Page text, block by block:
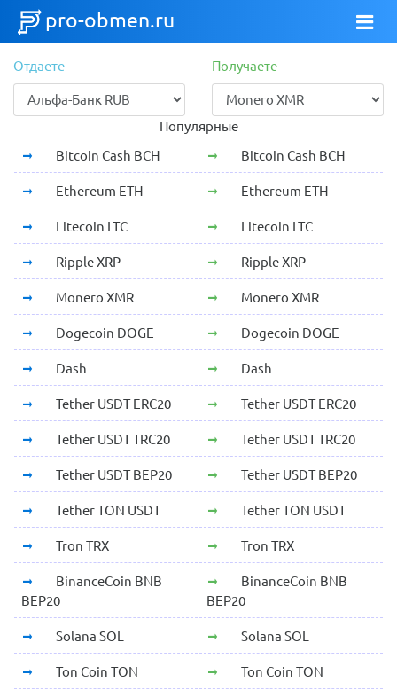
pro-obmen.ru
Отдаете Получаете
Популярные
Bitcoin Cash BCH
Bitcoin Cash BCH
Ethereum ETH Ethereum ETH
Litecoin LTC Litecoin LTC
Ripple XRP Ripple XRP
Monero XMR Monero XMR
Dogecoin DOGE Dogecoin DOGE
Dash Dash
Tether USDT ERC20 Tether USDT ERC20
Tether USDT TRC20 Tether USDT TRC20
Tether USDT BEP20 Tether USDT BEP20
Tether TON USDT Tether TON USDT
Tron TRX Tron TRX
BinanceCoin BNB
BEP20
BinanceCoin BNB
BEP20
Solana SOL Solana SOL
Ton Coin TON Ton Coin TON